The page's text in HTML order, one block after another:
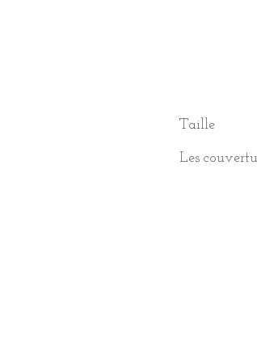
Taille
Les